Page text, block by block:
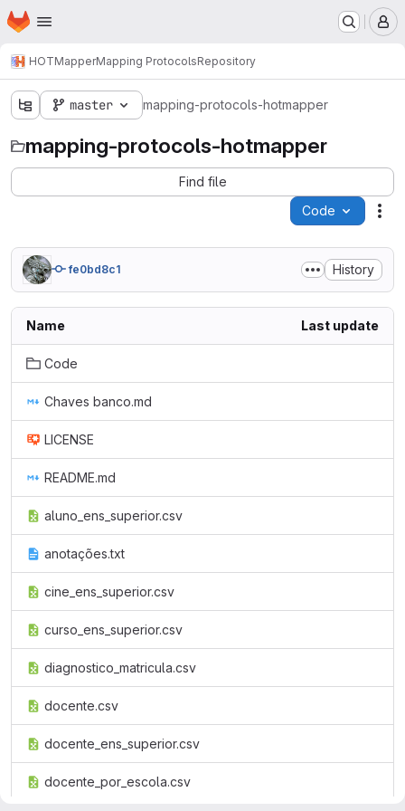
Skip to main content
Homepage
HOTMapperMapping ProtocolsRepository
master mapping-protocols-hotmapper
mapping-protocols-hotmapper
Find file
Code
fe0bd8c1 History
Name Last update
Code
Chaves banco.md
LICENSE
README.md
aluno_ens_superior.csv
anotações.txt
cine_ens_superior.csv
curso_ens_superior.csv
diagnostico_matricula.csv
docente.csv
docente_ens_superior.csv
docente_por_escola.csv